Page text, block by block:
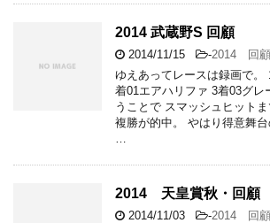
2014 武蔵野S 回顧
2014/11/15 -2014 回顧
ゆえあってレースは録画で。
着01エアハリファ 3着03グレ
うことで スマッシュヒット
複勝が的中。 やはり得意舞
2014 天皇賞秋・回顧
2014/11/03 -2014 回顧